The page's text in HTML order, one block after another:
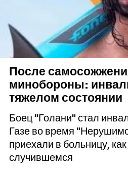
После
минобороны:
тяжелом состоянии
Боец "Голани" стал
Газе во время
приехали в больницу,
случившемся